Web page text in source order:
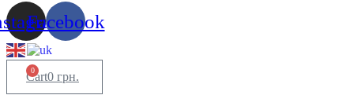
Facebook
0 грн.
0
Cart